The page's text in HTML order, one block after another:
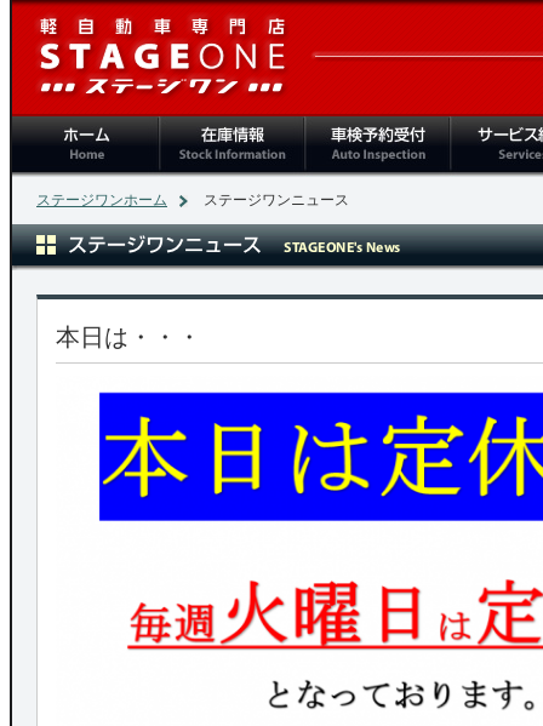
在庫情報
ステージワンホーム ステージワンニュース
本日は・・・